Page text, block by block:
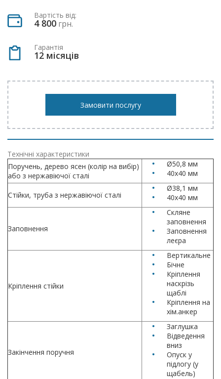
Вартість від:
4 800 грн.
Гарантія
12 місяців
Замовити послугу
Технічні характеристики
Поручень, дерево ясен (колір на вибір)
або з нержавіючої сталі
Ø50,8 мм
40х40 мм
Стійки, труба з нержавіючої сталі
Ø38,1 мм
40x40 мм
Заповнення
Скляне
заповнення
Заповнення
леєра
Кріплення стійки
Вертикальне
Бічне
Кріплення
наскрізь
щаблі
Кріплення на
хім.анкер
Закінчення поручня
Заглушка
Відведення
вниз
Опуск у
підлогу (у
щабель)